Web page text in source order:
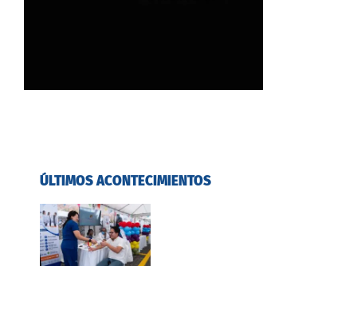
ÚLTIMOS ACONTECIMIENTOS